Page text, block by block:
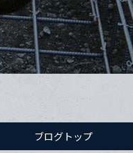
ブログトップ